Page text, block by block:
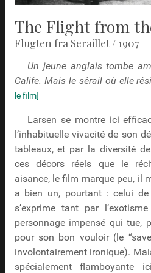
The Flight from
Flugten fra Seraillet / 1907
Un jeune anglais tombe
Calife. Mais le sérail où elle
le film]
Larsen se montre ici
l’inhabituelle vivacité de son
tableaux, et par la diversité
ces décors réels que le
aisance, le film marque peu, il
a bien un, pourtant : celui de
s’exprime tant par
personnage impensé qui tue,
pour son bon vouloir (le
involontairement ironique).
spécialement flamboyante